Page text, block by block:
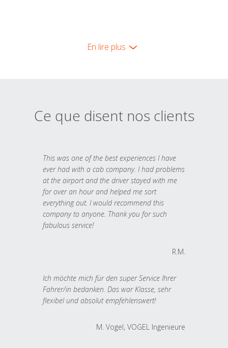
En lire plus
Ce que disent nos clients
This was one of the best experiences I have
ever had with a cab company. I had problems
at the airport and the driver stayed with me
for over an hour and helped me sort
everything out. I would recommend this
company to anyone. Thank you for such
fabulous service!
R.M.
Ich möchte mich für den super Service Ihrer
Fahrer/in bedanken. Das war Klasse, sehr
flexibel und absolut empfehlenswert!
M. Vogel, VOGEL Ingenieure